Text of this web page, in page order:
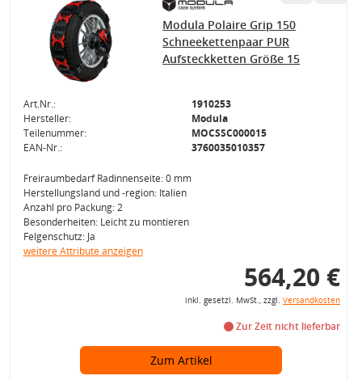
Modula Polaire Grip 150
Schneekettenpaar PUR
Aufsteckketten Größe 15
Art.Nr.:
1910253
Hersteller:
Modula
Teilenummer:
MOCSSC000015
EAN-Nr.:
3760035010357
Freiraumbedarf Radinnenseite: 0 mm
Herstellungsland und -region: Italien
Anzahl pro Packung: 2
Besonderheiten: Leicht zu montieren
Felgenschutz: Ja
weitere Attribute anzeigen
564,20 €
inkl. gesetzl. MwSt., zzgl. Versandkosten
Zur Zeit nicht lieferbar
Zum Artikel